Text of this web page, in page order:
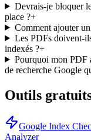
Devrais-je bloquer
place ?+
Comment ajouter
Les PDFs doivent-
indexés ?+
Pourquoi mon PDF
de recherche Google
Outils
Google Index
Analyzer